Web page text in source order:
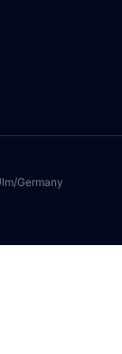
Germany